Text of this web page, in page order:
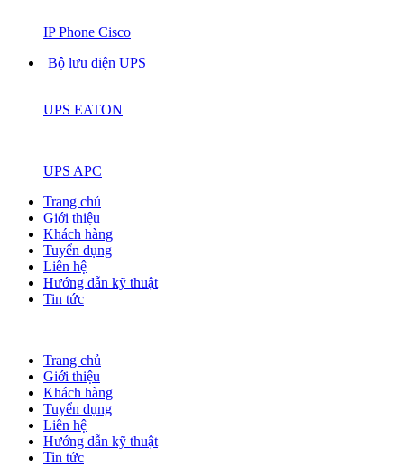
IP Phone Cisco
Bộ lưu điện UPS
UPS EATON
UPS APC
Trang chủ
Giới thiệu
Khách hàng
Tuyển dụng
Liên hệ
Hướng dẫn kỹ thuật
Tin tức
Trang chủ
Giới thiệu
Khách hàng
Tuyển dụng
Liên hệ
Hướng dẫn kỹ thuật
Tin tức